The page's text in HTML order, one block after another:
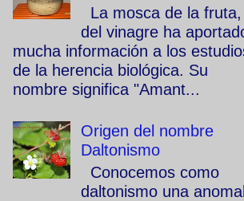
La mosca de la
del vinagre ha
mucha información a los
de la herencia biológica. Su
nombre significa "Amant...
Origen del nombre
Daltonismo
Conocemos como
daltonismo una